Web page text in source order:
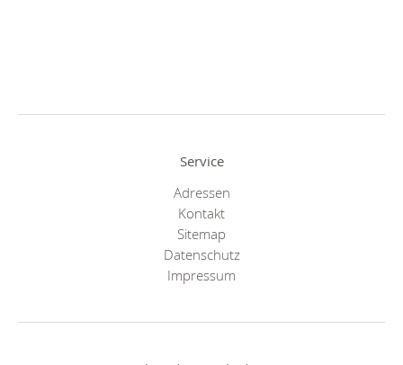
Service
Adressen
Kontakt
Sitemap
Datenschutz
Impressum